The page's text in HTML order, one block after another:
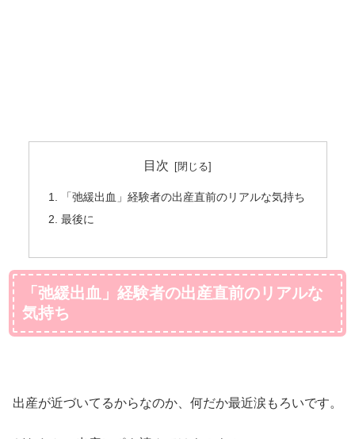
目次
「弛緩出血」経験者の出産直前のリアルな気持ち
最後に
「弛緩出血」経験者の出産直前のリアルな
気持ち
出産が近づいてるからなのか、何だか最近涙もろいです。